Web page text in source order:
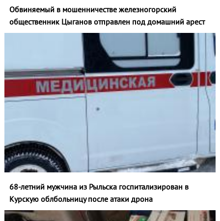
Обвиняемый в мошенничестве железногорский
общественник Цыганов отправлен под домашний арест
68-летний мужчина из Рыльска госпитализирован в
Курскую облбольницу после атаки дрона